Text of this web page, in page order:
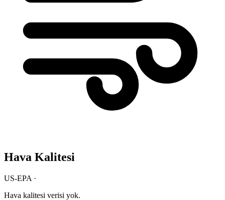
Hava Kalitesi
US-EPA ·
Hava kalitesi verisi yok.